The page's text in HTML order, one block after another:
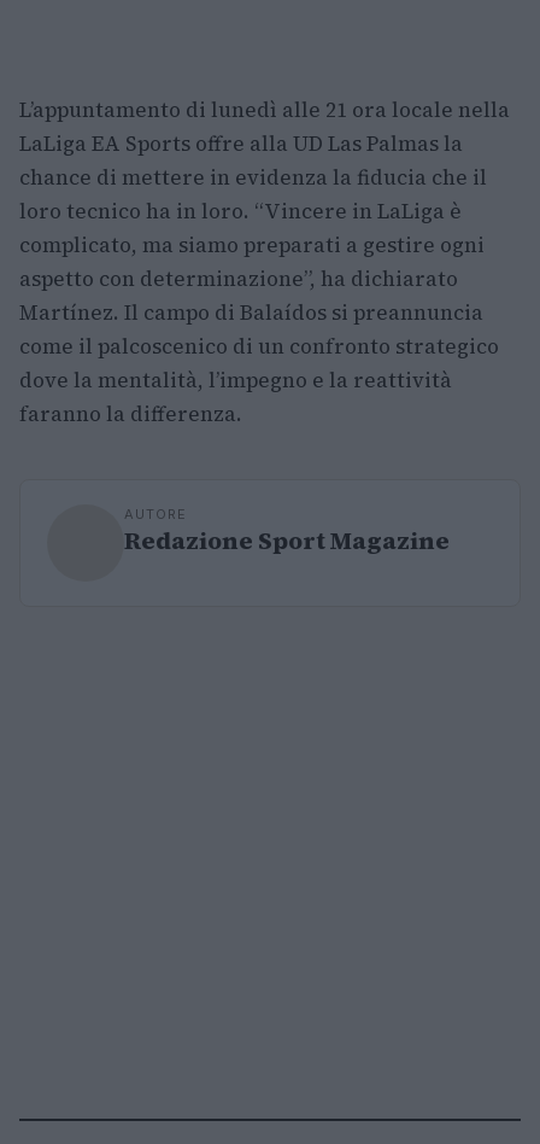
L’appuntamento di lunedì alle 21 ora locale nella
LaLiga EA Sports offre alla UD Las Palmas la
chance di mettere in evidenza la fiducia che il
loro tecnico ha in loro. “Vincere in LaLiga è
complicato, ma siamo preparati a gestire ogni
aspetto con determinazione”, ha dichiarato
Martínez. Il campo di Balaídos si preannuncia
come il palcoscenico di un confronto strategico
dove la mentalità, l’impegno e la reattività
faranno la differenza.
AUTORE
Redazione Sport Magazine